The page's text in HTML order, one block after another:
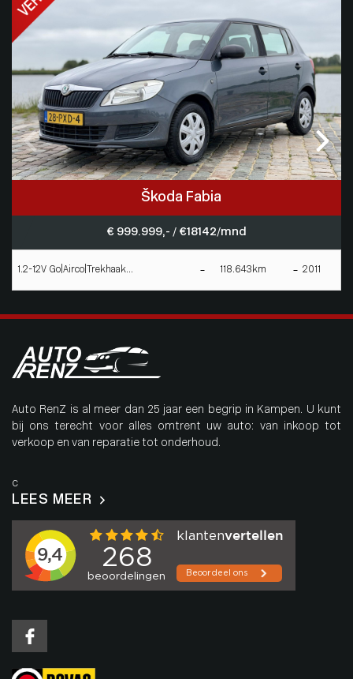
Škoda Fabia
€ 999.999,- / € 18142/mnd
1.2-12V Go|Airco|Trekhaak... 118.643km 2011
Auto RenZ is al meer dan 25 jaar een begrip in Kampen. U kunt
bij ons terecht voor alles omtrent uw auto: van inkoop tot
verkoop en van reparatie tot onderhoud.
c
LEES MEER